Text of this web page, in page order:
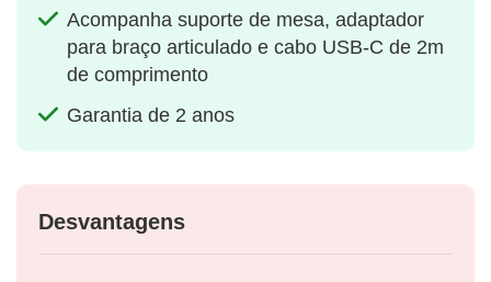
Acompanha suporte de mesa, adaptador
para braço articulado e cabo USB-C de 2m
de comprimento
Garantia de 2 anos
Desvantagens